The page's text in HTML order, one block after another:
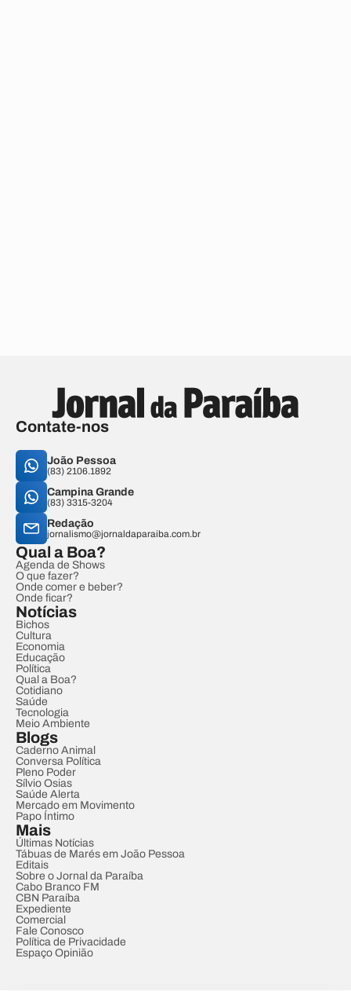
Contate-nos
João Pessoa
(83) 2106.1892
Campina Grande
(83) 3315-3204
Redação
jornalismo@jornaldaparaiba.com.br
Qual a Boa?
Agenda de Shows
O que fazer?
Onde comer e beber?
Onde ficar?
Notícias
Bichos
Cultura
Economia
Educação
Política
Qual a Boa?
Cotidiano
Saúde
Tecnologia
Meio Ambiente
Blogs
Caderno Animal
Conversa Política
Pleno Poder
Sílvio Osias
Saúde Alerta
Mercado em Movimento
Papo Íntimo
Mais
Últimas Notícias
Tábuas de Marés em João Pessoa
Editais
Sobre o Jornal da Paraíba
Cabo Branco FM
CBN Paraíba
Expediente
Comercial
Fale Conosco
Política de Privacidade
Espaço Opinião